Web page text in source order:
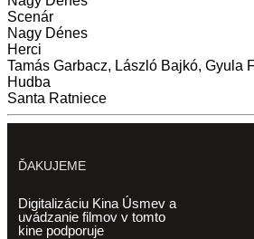
Scenár
Nagy Dénes
Herci
Tamás Garbacz, László Bajkó, Gyula
Hudba
Santa Ratniece
ĎAKUJEME
Digitalizáciu Kina Úsmev a
uvádzanie filmov v tomto
kine podporuje